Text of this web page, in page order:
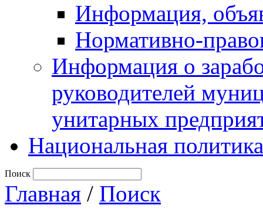
Информация,
Нормативно-
Информация о
руководителей
унитарных
Национальная политика
Поиск
Главная / Поиск